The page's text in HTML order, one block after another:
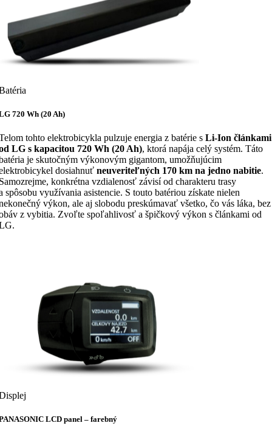
720 Wh (20 Ah)
tohto elektrobicykla pulzuje energia z batérie s Li-Ion článkami
LG s kapacitou 720 Wh (20 Ah), ktorá napája celý systém. Táto
je skutočným výkonovým gigantom, umožňujúcim
dosiahnuť neuveriteľných 170 km na jedno nabitie.
konkrétna vzdialenosť závisí od charakteru trasy
spôsobu využívania asistencie. S touto batériou získate nielen
výkon, ale aj slobodu preskúmavať všetko, čo vás láka, bez
z vybitia. Zvoľte spoľahlivosť a špičkový výkon s článkami od
LCD panel – farebný